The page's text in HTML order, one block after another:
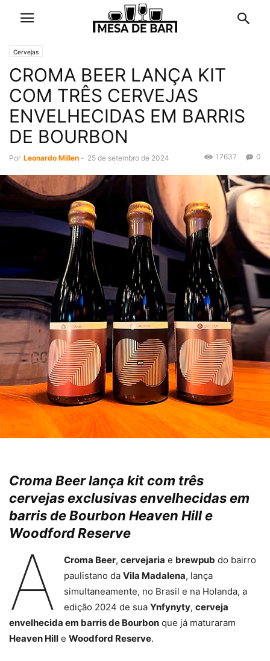
Cervejas
CROMA BEER LANÇA KIT
COM TRÊS CERVEJAS
ENVELHECIDAS EM BARRIS
DE BOURBON
Por Leonardo Millen - 25 de setembro de 2024 0
17637
Croma Beer lança kit com três
cervejas exclusivas envelhecidas em
barris de Bourbon Heaven Hill e
Woodford Reserve
A Croma Beer, cervejaria e brewpub do bairro
paulistano da Vila Madalena, lança
simultaneamente, no Brasil e na Holanda, a
edição 2024 de sua Ynfynyty, cerveja
envelhecida em barris de Bourbon que já maturaram
Heaven Hill e Woodford Reserve.